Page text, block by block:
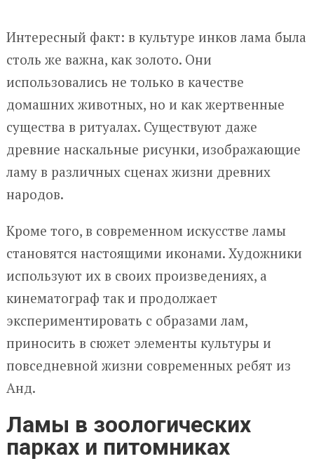
Интересный факт: в культуре инков лама была
столь же важна, как золото. Они
использовались не только в качестве
домашних животных, но и как жертвенные
существа в ритуалах. Существуют даже
древние наскальные рисунки, изображающие
ламу в различных сценах жизни древних
народов.
Кроме того, в современном искусстве ламы
становятся настоящими иконами. Художники
используют их в своих произведениях, а
кинематограф так и продолжает
экспериментировать с образами лам,
приносить в сюжет элементы культуры и
повседневной жизни современных ребят из
Анд.
Ламы в зоологических
парках и питомниках